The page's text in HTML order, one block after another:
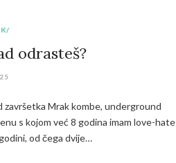
odrasteš?
završetka Mrak kombe, underground
s kojom već 8 godina imam love-hate
od čega dvije…